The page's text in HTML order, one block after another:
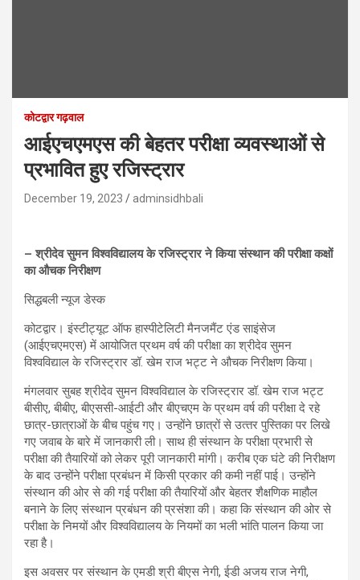
कोटद्वार गढ़वाल
आईएचएमएस की बेहतर परीक्षा व्‍यवस्‍थाओं से
प्रभावित हुए रजिस्‍ट्रार
December 19, 2023 adminsidhbali
– श्रीदेव सुमन विश्‍वविद्यालय के रजिस्‍ट्रार ने किया संस्‍थान की परीक्षा कक्षों
का औचक निरीक्षण
सिद्धबली न्यूज डेस्क
कोटद्वार। इंस्टीट्यूट ऑफ हास्‍पीटेलिटी मैनजमैंट एंड साइंसेज
(आईएचएमएस) में आयोजित प्रथम वर्ष की परीक्षा का श्रीदेव सुमन
विश्‍वविद्याल के रजिस्‍ट्रार डॉ. खेम राज भट्ट ने औचक निरीक्षण किया।
मंगलवार सुबह श्रीदेव सुमन विश्‍वविद्याल के रजिस्‍ट्रार डॉ. खेम राज भट्ट
बीसीए, बीबीए, बीएससी-आईटी और बीएचएम के प्रथम वर्ष की परीक्षा दे रहे
छात्र-छात्राओं के बीच पहुंच गए। उन्‍होंने छात्रों से उत्‍तर पुस्तिका पर लिखे
गए जवाब के बारे में जानकारी ली। साथ ही संस्‍थान के परीक्षा प्रभारी से
परीक्षा की तैयारियों को लेकर पूरी जानकारी मांगी। करीब एक घंटे की निरीक्षण
के बाद उन्‍होंने परीक्षा प्रबंधन में किसी प्रकार की कमी नहीं पाई। उन्‍होंने
संस्‍थान की ओर से की गई परीक्षा की तैयारियों और बेहतर शै‍क्षणिक माहौल
बनाने के लिए संस्‍थान प्रबंधन की प्रसंशा की। कहा कि संस्‍थान की ओर से
परीक्षा के निमयों और विश्‍वविद्यालय के नियमों का भली भांति पालन किया जा
रहा है।
इस अवसर पर संस्‍थान के एमडी श्री बीएस नेगी, ईडी अजय राज नेगी,